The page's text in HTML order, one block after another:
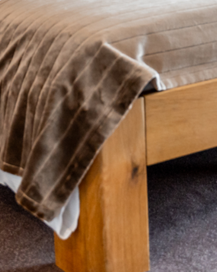
RESTAURANT
FAQ
GUT ZU WISSEN
ANGEBOTE
GÄSTEBEWERTUNGEN
KONTAKT & ANREISE
ZIMMER
ZIMMER